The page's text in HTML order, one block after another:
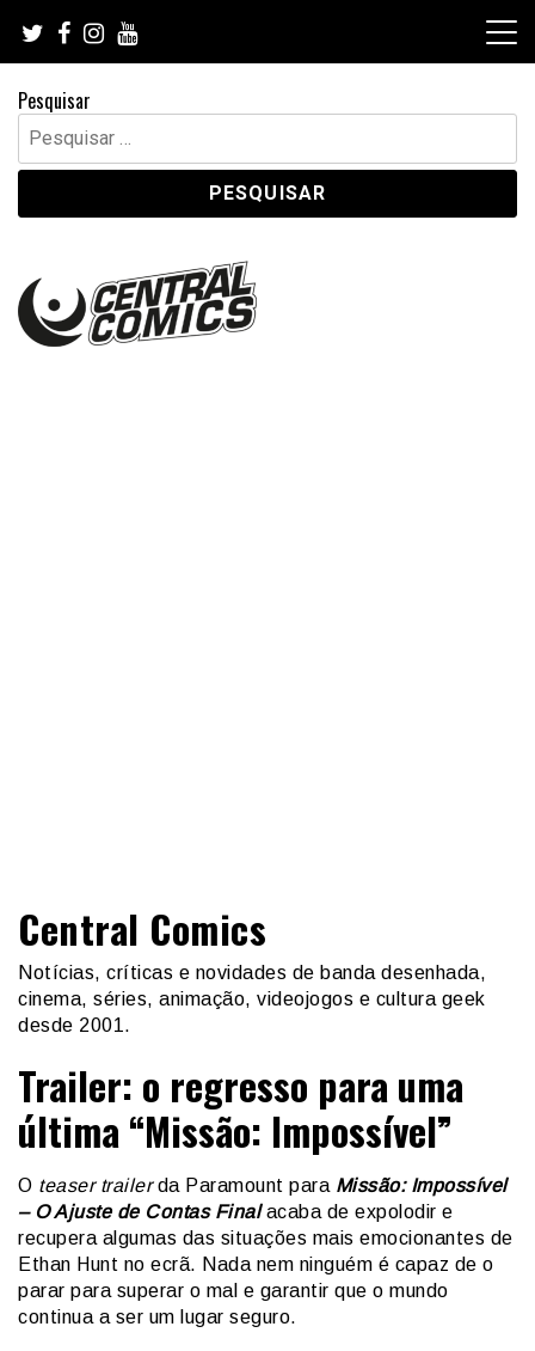
content
Pesquisar
Pesquisar
por:
Central Comics
Notícias, críticas e novidades de banda desenhada,
cinema, séries, animação, videojogos e cultura geek
desde 2001.
Trailer: o regresso para uma
última “Missão: Impossível”
O teaser trailerda Paramount para Missão: Impossível
– O Ajuste de Contas Finalacaba de expolodir e
recupera algumas das situações mais emocionantes de
Ethan Hunt no ecrã. Nada nem ninguém é capaz de o
parar para superar o mal e garantir que o mundo
continua a ser um lugar seguro.